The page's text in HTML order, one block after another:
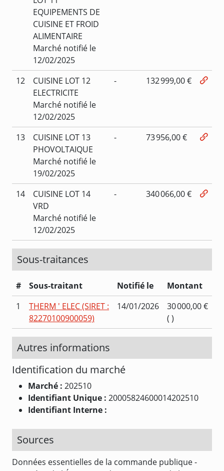
EQUIPEMENTS DE
CUISINE ET FROID
ALIMENTAIRE
Marché notifié le
12/02/2025
12
CUISINE LOT 12
ELECTRICITE
Marché notifié le
12/02/2025
- 132 999,00 €
13
CUISINE LOT 13
PHOVOLTAIQUE
Marché notifié le
19/02/2025
- 73 956,00 €
14
CUISINE LOT 14
VRD
Marché notifié le
12/02/2025
- 340 066,00 €
Sous-traitances
# Sous-traitant Notifié le
Montant
1
THERM ' ELEC (SIRET :
82270100900059)
14/01/2026
30 000,00 €
( )
Autres informations
Identification du marché
Marché : 202510
Identifiant Unique : 20005824600014202510
Identifiant Interne :
Sources
Données essentielles de la commande publique -